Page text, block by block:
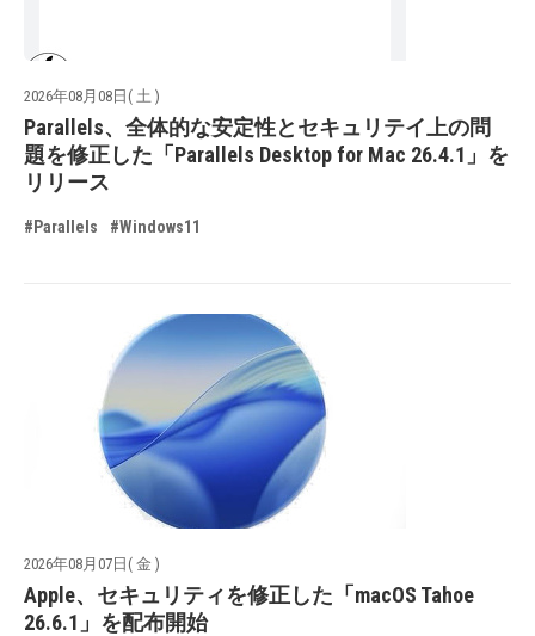
2026年08月08日( 土 )
Parallels、全体的な安定性とセキュリテイ上の問
題を修正した「Parallels Desktop for Mac 26.4.1」を
リリース
#Parallels #Windows11
2026年08月07日( 金 )
Apple、セキュリティを修正した「macOS Tahoe
26.6.1」を配布開始